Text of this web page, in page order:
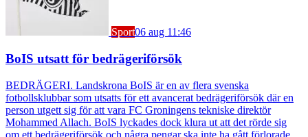
Sport06 aug 11:46
BoIS utsatt för bedrägeriförsök
BEDRÄGERI. Landskrona BoIS är en av flera svenska
fotbollsklubbar som utsatts för ett avancerat bedrägeriförsök där en
person utgett sig för att vara FC Groningens tekniske direktör
Mohammed Allach. BoIS lyckades dock klura ut att det rörde sig
om ett bedrägeriförsök och några pengar ska inte ha gått förlorade.